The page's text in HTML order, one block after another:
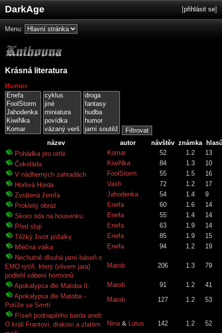
DarkAge [přihlásit se]
Menu:
Krásná literatura
Humor
název autor návštěv známka
Pohádka pro otrlé
Komar 52 1.2
13
Čokoláda
KiwiNka 84 1.3
10
V nádherných zahradách
FoolStorm 55 1.5
16
Horlivá Horda
Vash 72 1.2
17
Zvrátená žemľa
Jahodenka 54 1.4
9
Prokletý obraz
Enefa 60 1.6
14
Skoro óda na housenku
Enefa 55 1.4
14
Před slují
Enefa 63 1.9
14
Těžký život píďalky
Enefa 85 1.9
15
Mléčná válka
Enefa 94 1.2
19
Nechutně dlouhá jarní báseň o
EMO rytíři, který (vlivem jara)
podlehl vábení hormonů
Matob 206 1.3 79
Apokalypsa dle Matoba II. Matob 91 1.2
41
Apokalypsa dle Matoba -
Potíže se Smrtí
Matob 127 1.2 53
Píseň podnapilého barda aneb
O králi Frantovi, drakovi a zlatém
Nina& Lutus 142 1.2 52